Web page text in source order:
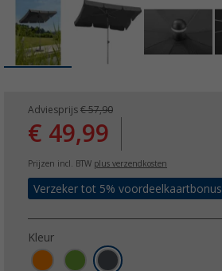
Adviesprijs € 57,90
€ 49,99
Prijzen incl. BTW plus verzendkosten
Verzeker tot 5% voordeelkaartbonus
Kleur